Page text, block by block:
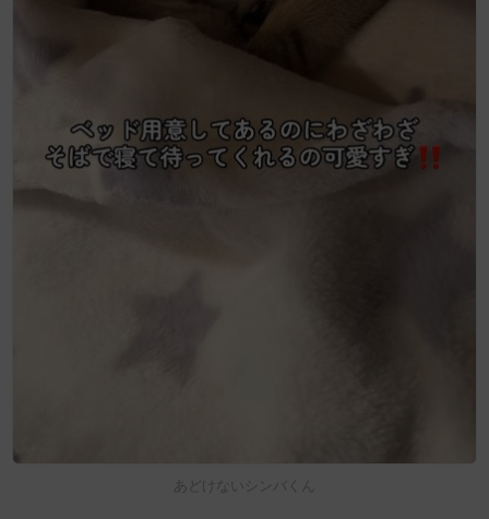
あどけないシンバくん